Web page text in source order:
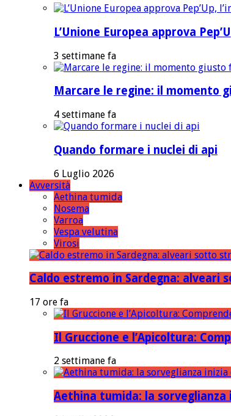
L’Unione Europea approva
3 settimane fa
Marcare le regine: il momento
4 settimane fa
Quando formare i nuclei di api
6 Luglio 2026
Avversità
Aethina tumida
Nosema
Varroa
Vespa velutina
Virosi
Caldo estremo in Sardegna:
17 ore fa
Il Gruccione e l’Apicoltura:
2 settimane fa
Aethina tumida: la sorveglianza